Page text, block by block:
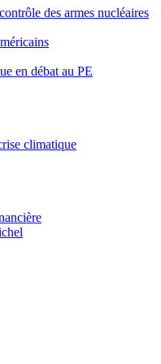
des armes nucléaires
en débat au PE
climatique